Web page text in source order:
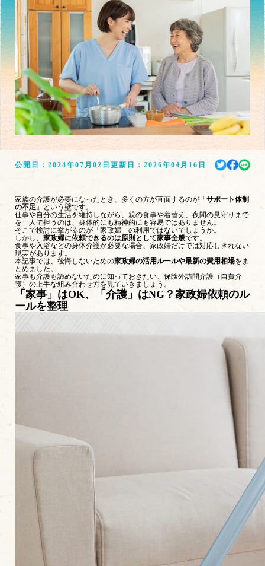
公開日： 2024年07月02日 更新日： 2026年04月16日
家族の介護が必要になったとき、多くの方が直面するのが「 サポート体制
の不足 」という壁です。
仕事や自分の生活を維持しながら、親の食事や着替え、夜間の見守りまで
を一人で担うのは、身体的にも精神的にも容易ではありません。
そこで検討に挙がるのが「家政婦」の利用ではないでしょうか。
しかし、 家政婦に依頼できるのは原則として家事全般です。
食事や入浴などの身体介護が必要な場合、家政婦だけでは対応しきれない
現実があります。
本記事では、後悔しないための家政婦の活用ルールや最新の費用相場をま
とめました。
家事も介護も諦めないために知っておきたい、保険外訪問介護（自費介
護）の上手な組み合わせ方を見ていきましょう。
「家事」はOK、「介護」はNG？家政婦依頼のル
ールを整理